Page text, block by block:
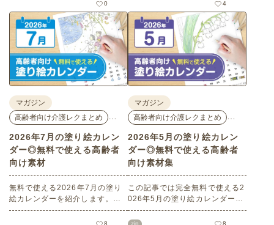
い出のイラストなど、使いやす
いレクリエーション素材満載で
す！商用フリーで無料のためお
気軽にさまざまなシーンでお使
いいただけます。
0
い出のイラストなど、使いやす
い素材満載です！商用フリーで
無料のためお気軽にさまざまな
シーンでお使いいただけます。
4
マガジン
高齢者向け介護レクまとめ
2026年7月の塗り絵カレン
ダー◎無料で使える高齢者
向け素材
無料で使える2026年7月の塗り
絵カレンダーを紹介します。子
どもから高齢者までどなたでも
お使いいただけて、花や植物な
8
マガジン
高齢者向け介護レクまとめ
2026年5月の塗り絵カレン
ダー◎無料で使える高齢者
向け素材集
この記事では完全無料で使える2
026年5月の塗り絵カレンダーを
ご紹介します。こどもの日や母
の日などの季節感を感じられる
zip 8